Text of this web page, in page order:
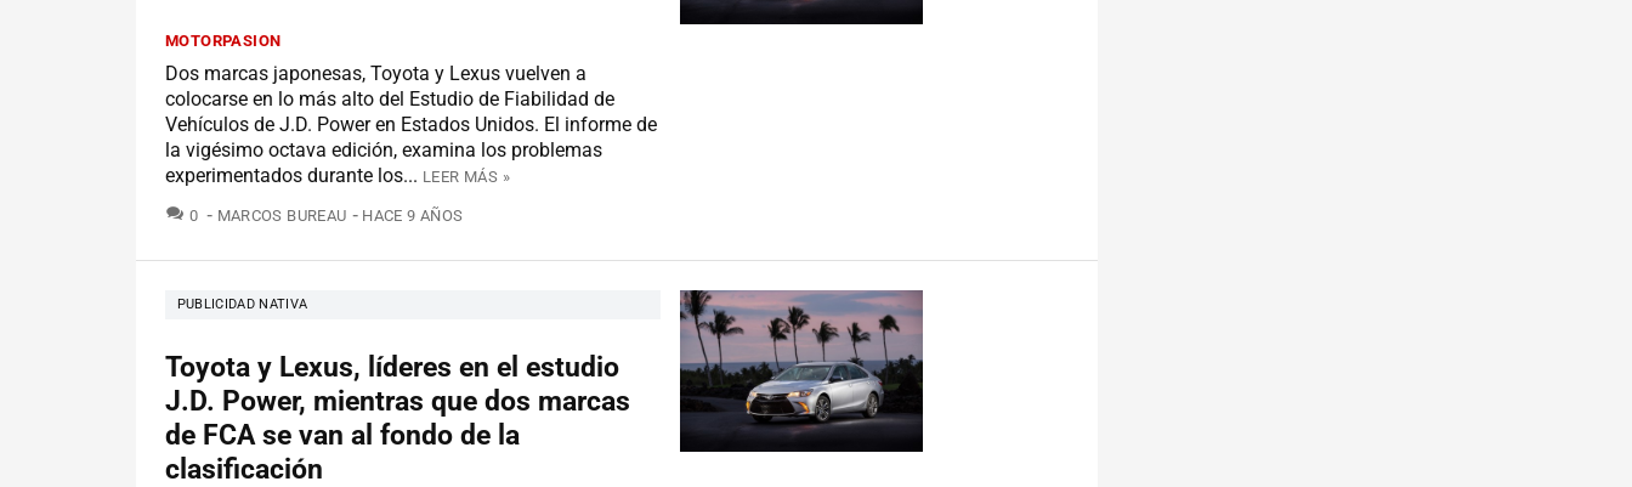
MOTORPASION
Dos marcas japonesas, Toyota y Lexus vuelven a
colocarse en lo más alto del Estudio de Fiabilidad de
Vehículos de J.D. Power en Estados Unidos. El informe de
la vigésimo octava edición, examina los problemas
experimentados durante los... LEER MÁS »
0 COMENTARIOS
MARCOS BUREAU HACE 9 AÑOS
PUBLICIDAD NATIVA
Toyota y Lexus, líderes en el estudio
J.D. Power, mientras que dos marcas
de FCA se van al fondo de la
clasificación